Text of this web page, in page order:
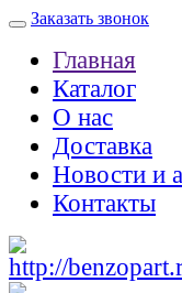
Заказать звонок
Главная
Каталог
О нас
Доставка
Новости и
Контакты